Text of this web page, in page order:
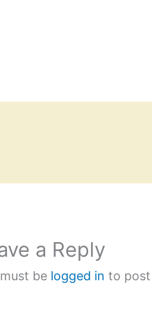
a Reply
be logged in to